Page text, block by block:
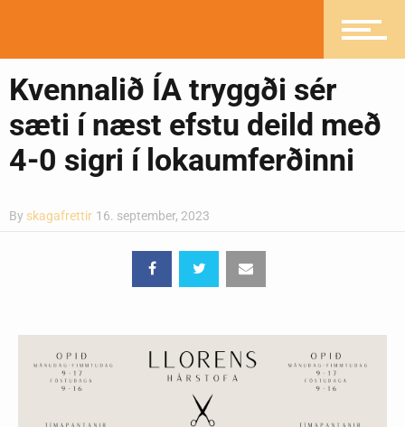
Ljósmyndasafn
Kvennalið ÍA tryggði sér
sæti í næst efstu deild með
4-0 sigri í lokaumferðinni
By skagafrettir 16. september, 2023